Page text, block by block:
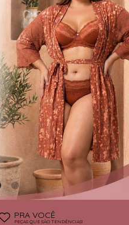
PRA VOCÊ
PEÇAS QUE SÃO TENDÊNCIAS!